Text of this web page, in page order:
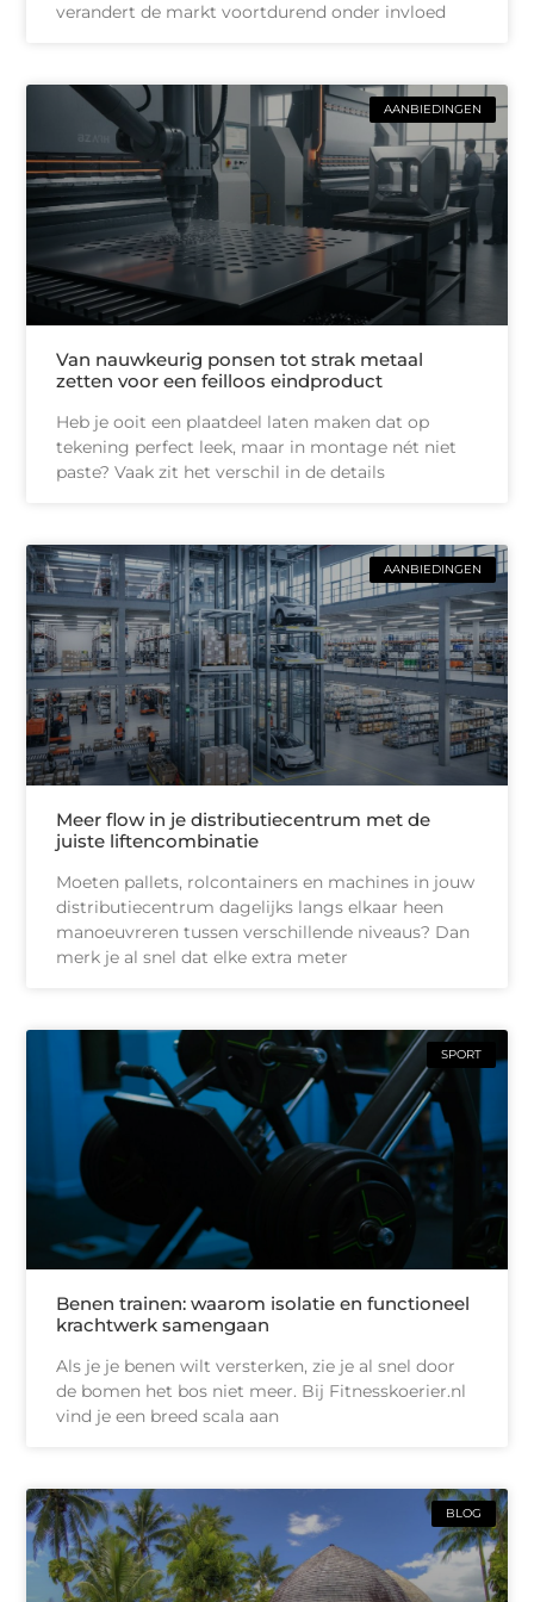
verandert de markt voortdurend onder invloed
AANBIEDINGEN
Van nauwkeurig ponsen tot strak metaal
zetten voor een feilloos eindproduct
Heb je ooit een plaatdeel laten maken dat op
tekening perfect leek, maar in montage nét niet
paste? Vaak zit het verschil in de details
AANBIEDINGEN
Meer flow in je distributiecentrum met de
juiste liftencombinatie
Moeten pallets, rolcontainers en machines in jouw
distributiecentrum dagelijks langs elkaar heen
manoeuvreren tussen verschillende niveaus? Dan
merk je al snel dat elke extra meter
SPORT
Benen trainen: waarom isolatie en functioneel
krachtwerk samengaan
Als je je benen wilt versterken, zie je al snel door
de bomen het bos niet meer. Bij Fitnesskoerier.nl
vind je een breed scala aan
BLOG